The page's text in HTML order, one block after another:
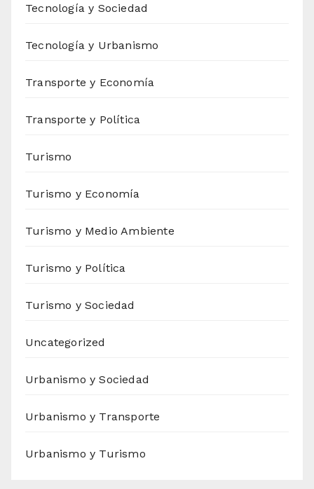
Tecnología y Sociedad
Tecnología y Urbanismo
Transporte y Economía
Transporte y Política
Turismo
Turismo y Economía
Turismo y Medio Ambiente
Turismo y Política
Turismo y Sociedad
Uncategorized
Urbanismo y Sociedad
Urbanismo y Transporte
Urbanismo y Turismo